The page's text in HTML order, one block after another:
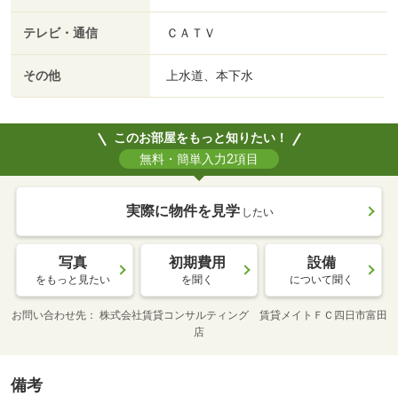
テレビ・通信 ＣＡＴＶ
その他 上水道、本下水
このお部屋をもっと知りたい！
無料・簡単入力2項目
実際に物件を見学 したい
写真
をもっと見たい
初期費用
を聞く
設備
について聞く
お問い合わせ先
株式会社賃貸コンサルティング 賃貸メイトＦＣ四日市富田
店
備考